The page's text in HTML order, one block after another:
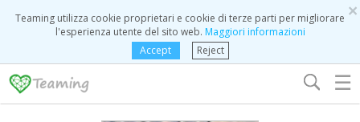
×
Teaming utilizza cookie proprietari e cookie di terze parti per migliorare
l'esperienza utente del sito web. Maggiori informazioni
Accept
Reject
☰